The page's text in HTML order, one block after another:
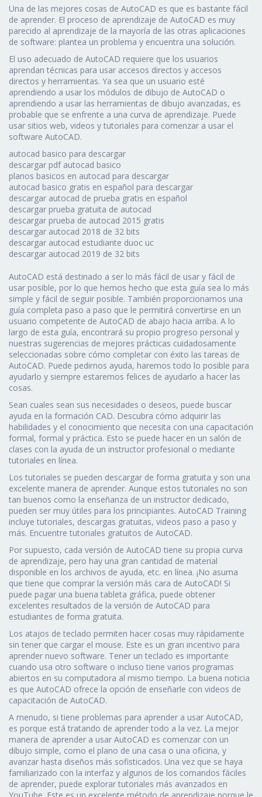
Una de las mejores cosas de AutoCAD es que es bastante fácil
de aprender. El proceso de aprendizaje de AutoCAD es muy
parecido al aprendizaje de la mayoría de las otras aplicaciones
de software: plantea un problema y encuentra una solución.
El uso adecuado de AutoCAD requiere que los usuarios
aprendan técnicas para usar accesos directos y accesos
directos y herramientas. Ya sea que un usuario esté
aprendiendo a usar los módulos de dibujo de AutoCAD o
aprendiendo a usar las herramientas de dibujo avanzadas, es
probable que se enfrente a una curva de aprendizaje. Puede
usar sitios web, videos y tutoriales para comenzar a usar el
software AutoCAD.
autocad basico para descargar
descargar pdf autocad basico
planos basicos en autocad para descargar
autocad basico gratis en español para descargar
descargar autocad de prueba gratis en español
descargar prueba gratuita de autocad
descargar prueba de autocad 2015 gratis
descargar autocad 2018 de 32 bits
descargar autocad estudiante duoc uc
descargar autocad 2019 de 32 bits
AutoCAD está destinado a ser lo más fácil de usar y fácil de
usar posible, por lo que hemos hecho que esta guía sea lo más
simple y fácil de seguir posible. También proporcionamos una
guía completa paso a paso que le permitirá convertirse en un
usuario competente de AutoCAD de abajo hacia arriba. A lo
largo de esta guía, encontrará su propio progreso personal y
nuestras sugerencias de mejores prácticas cuidadosamente
seleccionadas sobre cómo completar con éxito las tareas de
AutoCAD. Puede pedirnos ayuda, haremos todo lo posible para
ayudarlo y siempre estaremos felices de ayudarlo a hacer las
cosas.
Sean cuales sean sus necesidades o deseos, puede buscar
ayuda en la formación CAD. Descubra cómo adquirir las
habilidades y el conocimiento que necesita con una capacitación
formal, formal y práctica. Esto se puede hacer en un salón de
clases con la ayuda de un instructor profesional o mediante
tutoriales en línea.
Los tutoriales se pueden descargar de forma gratuita y son una
excelente manera de aprender. Aunque estos tutoriales no son
tan buenos como la enseñanza de un instructor dedicado,
pueden ser muy útiles para los principiantes. AutoCAD Training
incluye tutoriales, descargas gratuitas, videos paso a paso y
más. Encuentre tutoriales gratuitos de AutoCAD.
Por supuesto, cada versión de AutoCAD tiene su propia curva
de aprendizaje, pero hay una gran cantidad de material
disponible en los archivos de ayuda, etc. en línea. ¡No asuma
que tiene que comprar la versión más cara de AutoCAD! Si
puede pagar una buena tableta gráfica, puede obtener
excelentes resultados de la versión de AutoCAD para
estudiantes de forma gratuita.
Los atajos de teclado permiten hacer cosas muy rápidamente
sin tener que cargar el mouse. Este es un gran incentivo para
aprender nuevo software. Tener un teclado es importante
cuando usa otro software o incluso tiene varios programas
abiertos en su computadora al mismo tiempo. La buena noticia
es que AutoCAD ofrece la opción de enseñarle con videos de
capacitación de AutoCAD.
A menudo, si tiene problemas para aprender a usar AutoCAD,
es porque está tratando de aprender todo a la vez. La mejor
manera de aprender a usar AutoCAD es comenzar con un
dibujo simple, como el plano de una casa o una oficina, y
avanzar hasta diseños más sofisticados. Una vez que se haya
familiarizado con la interfaz y algunos de los comandos fáciles
de aprender, puede explorar tutoriales más avanzados en